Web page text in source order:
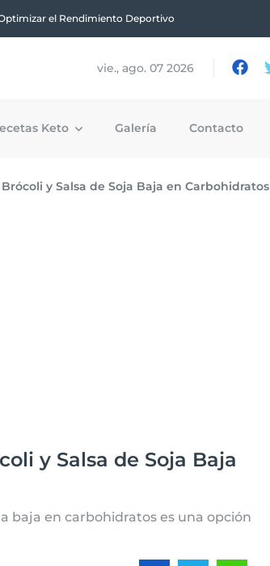
el Rendimiento Deportivo
vie., ago. 07 2026
Keto Galería Contacto
y Salsa de Soja Baja en Carbohidratos
y Salsa de Soja Baja
baja en carbohidratos es una opción